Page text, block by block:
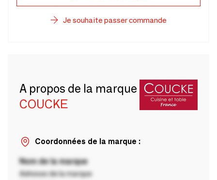
Je souhaite passer commande
A propos de la marque
COUCKE
Coordonnées de la marque :
Nom de la marque
Adresse de la marque